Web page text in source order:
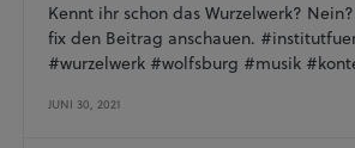
Kennt ihr schon das Wurzelwerk?
fix den Beitrag anschauen.
#wurzelwerk #wolfsburg #musik
JUNI 30, 2021